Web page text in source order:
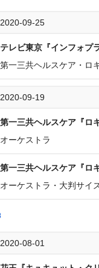
2020-09-25
テレビ東京『インフォプ
第一三共ヘルスケア・ロ
2020-09-19
第一三共ヘルスケア『ロ
オーケストラ
第一三共ヘルスケア『ロ
オーケストラ・大判サイ
2020-08-01